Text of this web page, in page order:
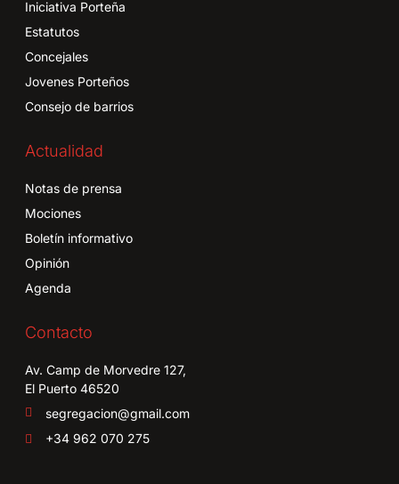
Iniciativa Porteña
Estatutos
Concejales
Jovenes Porteños
Consejo de barrios
Actualidad
Notas de prensa
Mociones
Boletín informativo
Opinión
Agenda
Contacto
Av. Camp de Morvedre 127,
El Puerto 46520
segregacion@gmail.com
+34 962 070 275